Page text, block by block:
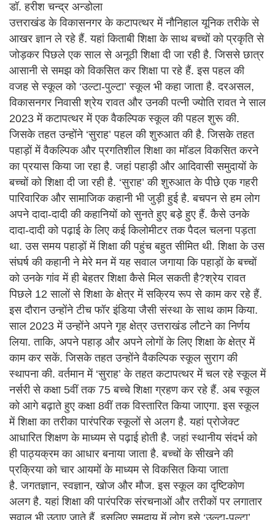
डॉ. हरीश चन्द्र अन्डोला
उत्तराखंड के विकासनगर के कटापत्थर में नौनिहाल यूनिक तरीके से
आखर ज्ञान ले रहे हैं. यहां किताबी शिक्षा के साथ बच्चों को प्रकृति से
जोड़कर पिछले एक साल से अनूठी शिक्षा दी जा रही है. जिससे छात्र
आसानी से समझ को विकसित कर शिक्षा पा रहे हैं. इस पहल की
वजह से स्कूल को ‘उल्टा-पुल्टा’ स्कूल भी कहा जाता है. दरअसल,
विकासनगर निवासी श्रेय रावत और उनकी पत्नी ज्योति रावत ने साल
2023 में कटापत्थर में एक वैकल्पिक स्कूल की पहल शुरू की.
जिसके तहत उन्होंने ‘सुराह’ पहल की शुरुआत की है. जिसके तहत
पहाड़ों में वैकल्पिक और प्रगतिशील शिक्षा का मॉडल विकसित करने
का प्रयास किया जा रहा है. जहां पहाड़ी और आदिवासी समुदायों के
बच्चों को शिक्षा दी जा रही है. ‘सुराह’ की शुरुआत के पीछे एक गहरी
पारिवारिक और सामाजिक कहानी भी जुड़ी हुई है. बचपन से हम लोग
अपने दादा-दादी की कहानियों को सुनते हुए बडे़ हुए हैं. कैसे उनके
दादा-दादी को पढ़ाई के लिए कई किलोमीटर तक पैदल चलना पड़ता
था. उस समय पहाड़ों में शिक्षा की पहुंच बहुत सीमित थी. शिक्षा के उस
संघर्ष की कहानी ने मेरे मन में यह सवाल जगाया कि पहाड़ों के बच्चों
को उनके गांव में ही बेहतर शिक्षा कैसे मिल सकती है?श्रेय रावत
पिछले 12 सालों से शिक्षा के क्षेत्र में सक्रिय रूप से काम कर रहे हैं.
इस दौरान उन्होंने टीच फॉर इंडिया जैसी संस्था के साथ काम किया.
साल 2023 में उन्होंने अपने गृह क्षेत्र उत्तराखंड लौटने का निर्णय
लिया. ताकि, अपने पहाड़ और अपने लोगों के लिए शिक्षा के क्षेत्र में
काम कर सकें. जिसके तहत उन्होंने वैकल्पिक स्कूल सुराग की
स्थापना की. वर्तमान में ‘सुराह’ के तहत कटापत्थर में चल रहे स्कूल में
नर्सरी से कक्षा 5वीं तक 75 बच्चे शिक्षा ग्रहण कर रहे हैं. अब स्कूल
को आगे बढ़ाते हुए कक्षा 8वीं तक विस्तारित किया जाएगा. इस स्कूल
में शिक्षा का तरीका पारंपरिक स्कूलों से अलग है. यहां प्रोजेक्ट
आधारित शिक्षण के माध्यम से पढ़ाई होती है. जहां स्थानीय संदर्भ को
ही पाठ्यक्रम का आधार बनाया जाता है. बच्चों के सीखने की
प्रक्रिया को चार आयमों के माध्यम से विकसित किया जाता
है. जगतज्ञान, स्वज्ञान, खोज और मौज. इस स्कूल का दृष्टिकोण
अलग है. यहां शिक्षा की पारंपरिक संरचनाओं और तरीकों पर लगातार